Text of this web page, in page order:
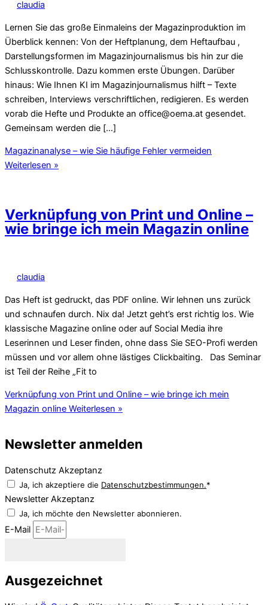
claudia
Lernen Sie das große Einmaleins der Magazinproduktion im
Überblick kennen: Von der Heftplanung, dem Heftaufbau ,
Darstellungsformen im Magazinjournalismus bis hin zur die
Schlusskontrolle. Dazu kommen erste Übungen. Darüber
hinaus: Wie Ihnen KI im Magazinjournalismus hilft – Texte
schreiben, Interviews verschriftlichen, redigieren. Es werden
vorab die Hefte und Produkte an office@oema.at gesendet.
Gemeinsam werden die […]
Magazinanalyse – wie Sie häufige Fehler vermeiden
Weiterlesen »
Verknüpfung von Print und Online –
wie bringe ich mein Magazin online
claudia
Das Heft ist gedruckt, das PDF online. Wir lehnen uns zurück
und schnaufen durch. Nix da! Jetzt geht’s erst richtig los. Wie
klassische Magazine online oder auf Social Media ihre
Leserinnen und Leser finden, ohne dass Sie SEO-Profi werden
müssen und vor allem ohne lästiges Clickbaiting. Das Seminar
ist Teil der Reihe „Fit to
Verknüpfung von Print und Online – wie bringe ich mein
Magazin online Weiterlesen »
Newsletter anmelden
Datenschutz Akzeptanz
Ja, ich akzeptiere die Datenschutzbestimmungen.*
Newsletter Akzeptanz
Ja, ich möchte den Newsletter abonnieren.
E-Mail
Ausgezeichnet